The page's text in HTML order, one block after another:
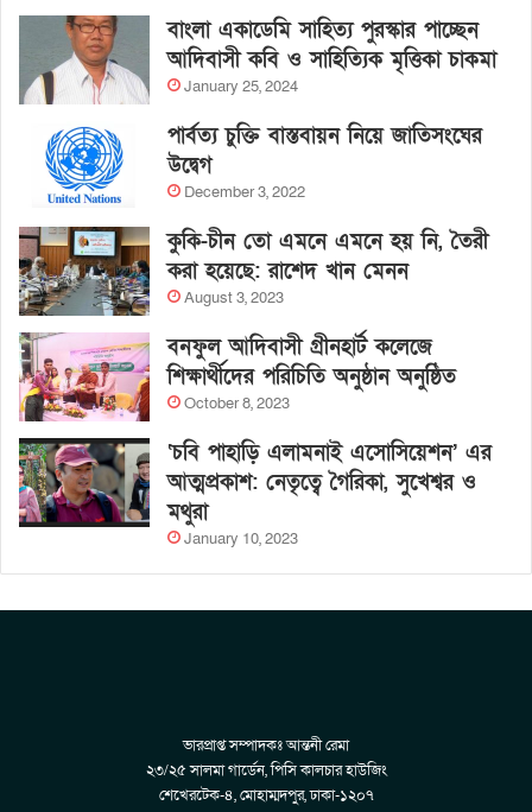
বাংলা একাডেমি সাহিত্য পুরস্কার পাচ্ছেন
আদিবাসী কবি ও সাহিত্যিক মৃত্তিকা চাকমা
January 25, 2024
পার্বত্য চুক্তি বাস্তবায়ন নিয়ে জাতিসংঘের
উদ্বেগ
December 3, 2022
কুকি-চীন তো এমনে এমনে হয় নি, তৈরী
করা হয়েছে: রাশেদ খান মেনন
August 3, 2023
বনফুল আদিবাসী গ্রীনহার্ট কলেজে
শিক্ষার্থীদের পরিচিতি অনুষ্ঠান অনুষ্ঠিত
October 8, 2023
‘চবি পাহাড়ি এলামনাই এসোসিয়েশন’ এর
আত্মপ্রকাশ: নেতৃত্বে গৈরিকা, সুখেশ্বর ও
মথুরা
January 10, 2023
ভারপ্রাপ্ত সম্পাদকঃ আন্তনী রেমা
২৩/২৫ সালমা গার্ডেন, পিসি কালচার হাউজিং
শেখেরটেক-৪, মোহাম্মদপুর, ঢাকা-১২০৭